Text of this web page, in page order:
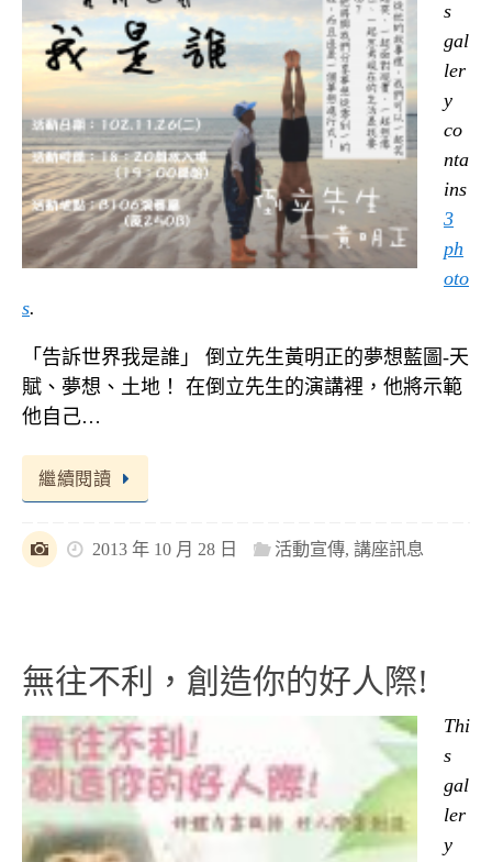
s
gal
ler
y
co
nta
ins
3
ph
oto
s.
「告訴世界我是誰」 倒立先生黃明正的夢想藍圖-天
賦、夢想、土地！ 在倒立先生的演講裡，他將示範
他自己…
繼續閱讀
2013 年 10 月 28 日 活動宣傳,講座訊息
無往不利，創造你的好人際!
Thi
s
gal
ler
y